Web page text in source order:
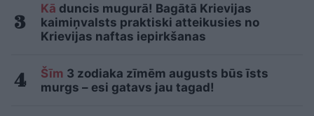
Kā duncis mugurā! Bagātā Krievijas
kaimiņvalsts praktiski atteikusies no
Krievijas naftas iepirkšanas
Šīm 3 zodiaka zīmēm augusts būs īsts
murgs – esi gatavs jau tagad!